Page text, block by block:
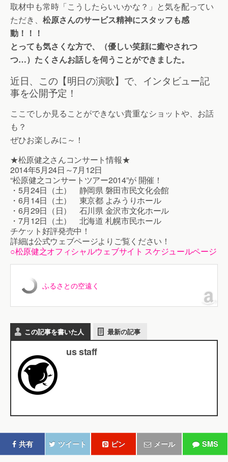
取材中も常時「こうしたらいいかな？」と気を配ってい
ただき、 松原さんのサービス精神にスタッフも感
動！！！
とっても気さくな方で、（優しい笑顔に癒やされつ
つ…）たくさんお話しを伺うことができました。
近日、この【明日の演歌】で、インタビュー記
事を公開予定！
ここでしか見ることができない貴重なショットや、お話
も？
ぜひお楽しみに～！
★松原健之さんコンサート情報★
2014年5月24日～7月12日
“松原健之コンサートツアー2014”が 開催！
・5月24日（土） 静岡県 磐田市民文化会館
・6月14日（土） 東京都 よみうりホール
・6月29日（日） 石川県 金沢市文化ホール
・7月12日（土） 北海道 札幌市民ホール
チケット好評発売中！
詳細は公式ウェブページよりご覧ください！
○松原健之オフィシャルウェブサイト スケジュールページ
ふるさとの空遠く
この記事を書いた人 最新の記事
us staff
共有 ツイート ピン メール SMS